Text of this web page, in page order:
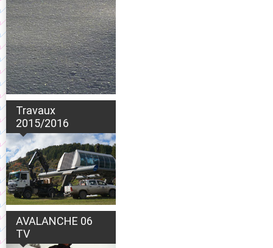
Travaux
2015/2016
AVALANCHE 06
TV